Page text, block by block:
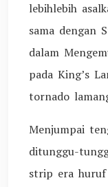
lebihlebih
sama dengan
dalam
pada King’s
tornado
Menjumpai
ditunggu-
strip era huruf